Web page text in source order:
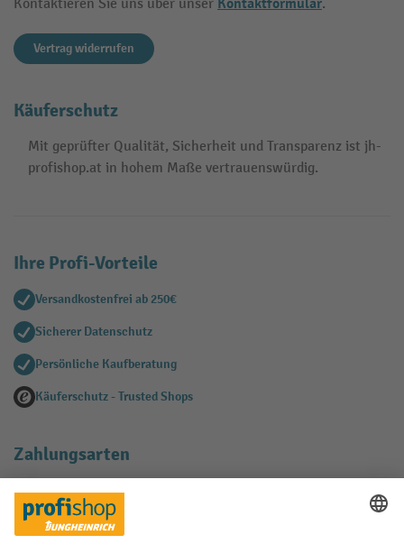
Kontaktieren Sie uns über unser .
Vertrag widerrufen
Käuferschutz
Mit geprüfter Qualität, Sicherheit und Transparenz ist jh-
profishop.at in hohem Maße vertrauenswürdig.
Ihre Profi-Vorteile
Versandkostenfrei ab 250€
Sicherer Datenschutz
Persönliche Kaufberatung
Käuferschutz - Trusted Shops
Zahlungsarten
Creditcard (Master)